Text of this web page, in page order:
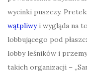
wycinki puszczy.
wątpliwyi wygląda na
lobbującego pod
lobby leśników i
takich organizacji –